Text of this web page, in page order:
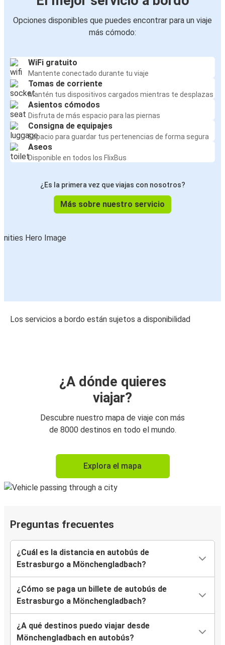
Opciones disponibles que puedes encontrar para un viaje
más cómodo:
WiFi gratuito
Mantente conectado durante tu viaje
Tomas de corriente
Mantén tus dispositivos cargados mientras te desplazas
Asientos cómodos
Disfruta de más espacio para las piernas
Consigna de equipajes
Espacio para guardar tus pertenencias de forma segura
Aseos
Disponible en todos los FlixBus
¿Es la primera vez que viajas con nosotros?
Más sobre nuestro servicio
Los servicios a bordo están sujetos a disponibilidad
¿A dónde quieres
viajar?
Descubre nuestro mapa de viaje con más
de 8000 destinos en todo el mundo.
Explora el mapa
Preguntas frecuentes
¿Cuál es la distancia en autobús de
Estrasburgo a Mönchengladbach?
¿Cómo se paga un billete de autobús de
Estrasburgo a Mönchengladbach?
¿A qué destinos puedo viajar desde
Mönchengladbach en autobús?